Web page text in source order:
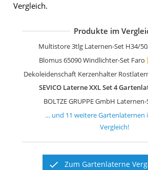
Vergleich.
Produkte im
Multistore 3tlg Laternen-Set H34/
Blomus 65090 Windlichter-Set Faro
BOLTZE GRUPPE GmbH
SEVICO
NUPTIO
NUPTIO
Dekovita
Annastore
… und 11 weitereGartenlaternen
Vergleich!
Zum Gartenlaterne